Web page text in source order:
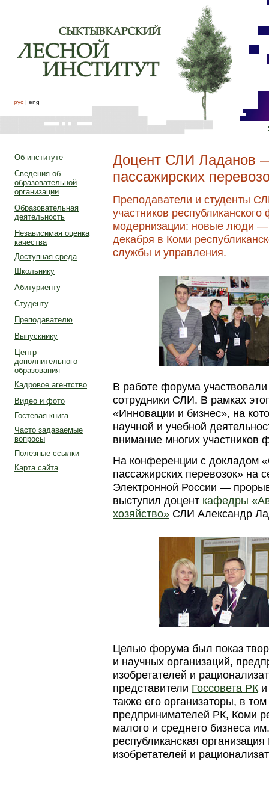
рус | eng
Об институте
Сведения об
образовательной
организации
Образовательная
деятельность
Независимая оценка
качества
Доступная среда
Школьнику
Абитуриенту
Студенту
Преподавателю
Выпускнику
Центр
дополнительного
образования
Кадровое агентство
Видео и фото
Гостевая книга
Часто задаваемые
вопросы
Полезные ссылки
Карта сайта
Доцент СЛИ Ладанов
пассажирских
Преподаватели и студенты
участников
модернизации: новые люди
декабря в Коми
службы и управления.
В работе форума
сотрудники СЛИ. В рамках
«Инновации и бизнес», на
научной и учебной
внимание многих участников
На конференции с докладом
пассажирских перевозок» на
Электронной России —
выступил доцент кафедры
хозяйство» СЛИ Александр
Целью форума был показ
и научных организаций,
изобретателей и
представители Госсовета РК
также его организаторы, в
предпринимателей РК, Коми
малого и среднего бизнеса
республиканская
изобретателей и